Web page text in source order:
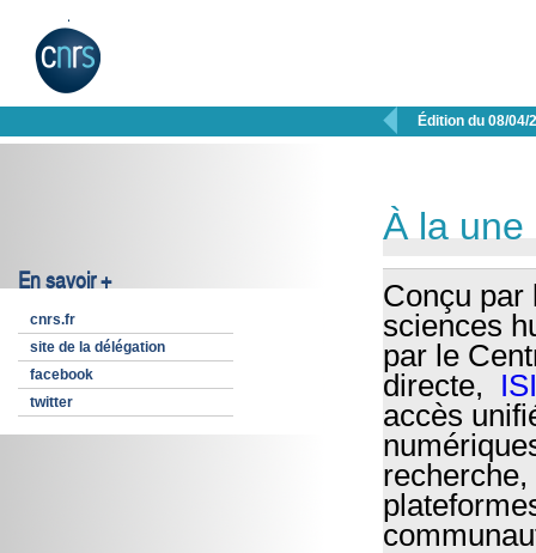
 Édition du 08/04/
En savoir +
cnrs.fr
site de la délégation
facebook
twitter
À la une
Conçu par
sciences
par le
directe,
accès